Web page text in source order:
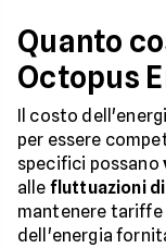
Quanto
Octopus
Il costo
per essere
specifici possano
alle fluttuazioni
mantenere
dell'energia